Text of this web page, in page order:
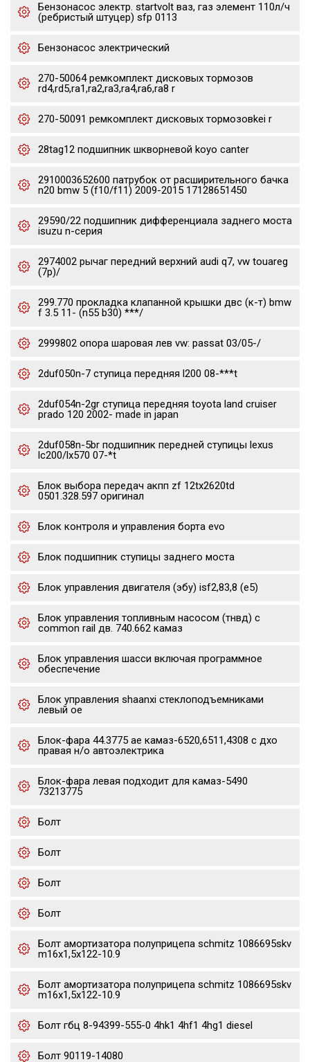
Бензонасос электр. startvolt ваз, газ элемент 110л/ч
(ребристый штуцер) sfp 0113
Бензонасос электрический
270-50064 ремкомплект дисковых тормозов
rd4,rd5,ra1,ra2,ra3,ra4,ra6,ra8 r
270-50091 ремкомплект дисковых тормозовkei r
28tag12 подшипник шкворневой koyo canter
2910003652600 патрубок от расширительного бачка
n20 bmw 5 (f10/f11) 2009-2015 17128651450
29590/22 подшипник дифференциала заднего моста
isuzu n-серия
2974002 рычаг передний верхний audi q7, vw touareg
(7p)/
299.770 прокладка клапанной крышки двс (к-т) bmw
f 3.5 11- (n55 b30) ***/
2999802 опора шаровая лев vw: passat 03/05-/
2duf050n-7 ступица передняя l200 08-***t
2duf054n-2gr ступица передняя toyota land cruiser
prado 120 2002- made in japan
2duf058n-5br подшипник передней ступицы lexus
lc200/lx570 07-*t
Блок выбора передач акпп zf 12tx2620td
0501.328.597 оригинал
Блок контроля и управления борта evo
Блок подшипник ступицы заднего моста
Блок управления двигателя (эбу) isf2,83,8 (е5)
Блок управления топливным насосом (тнвд) с
common rail дв. 740.662 камаз
Блок управления шасси включая программное
обеспечение
Блок управления shaanxi стеклоподъемниками
левый oe
Блок-фара 44.3775 ae камаз-6520,6511,4308 с дхо
правая н/о автоэлектрика
Блок-фара левая подходит для камаз-5490
73213775
Болт
Болт
Болт
Болт
Болт амортизатора полуприцепа schmitz 1086695skv
m16x1,5х122-10.9
Болт амортизатора полуприцепа schmitz 1086695skv
m16x1,5х122-10.9
Болт гбц 8-94399-555-0 4hk1 4hf1 4hg1 diesel
Болт 90119-14080